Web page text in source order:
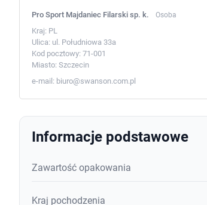
Pro Sport Majdaniec Filarski sp. k. Osoba
Kraj: PL
Ulica: ul. Południowa 33a
Kod pocztowy: 71-001
Miasto: Szczecin
e-mail: biuro@swanson.com.pl
Informacje podstawowe
Zawartość opakowania
Kraj pochodzenia